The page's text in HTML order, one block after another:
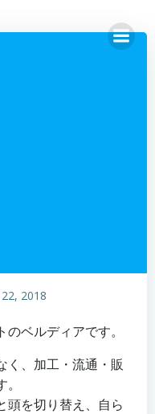
2018
ベルディアです。
く、加工・流通・販
頭を切り替え、自ら